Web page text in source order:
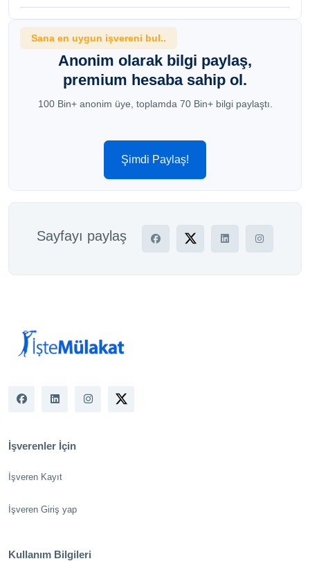
Sana en uygun işvereni bul..
Anonim olarak bilgi paylaş,
premium hesaba sahip ol.
100 Bin+ anonim üye, toplamda 70 Bin+ bilgi paylaştı.
Şimdi Paylaş!
Sayfayı paylaş
İşverenler İçin
İşveren Kayıt
İşveren Giriş yap
Kullanım Bilgileri